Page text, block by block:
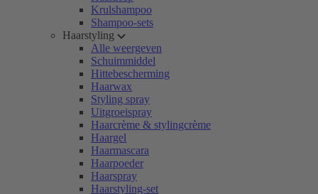
Krulshampoo
Shampoo-sets
Haarstyling
Alle weergeven
Schuimmiddel
Hittebescherming
Haarwax
Styling spray
Uitgroeispray
Haarcrème & stylingcrème
Haargel
Haarmascara
Haarpoeder
Haarspray
Haarstyling-set